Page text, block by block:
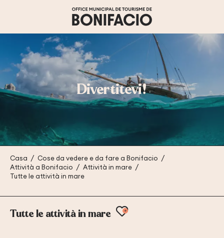
Divertitevi!
Casa
Cose da vedere e da fare a Bonifacio
Attività a Bonifacio
Attività in mare
Tutte le attività in mare
Tutte le attività in mare Ajouter aux